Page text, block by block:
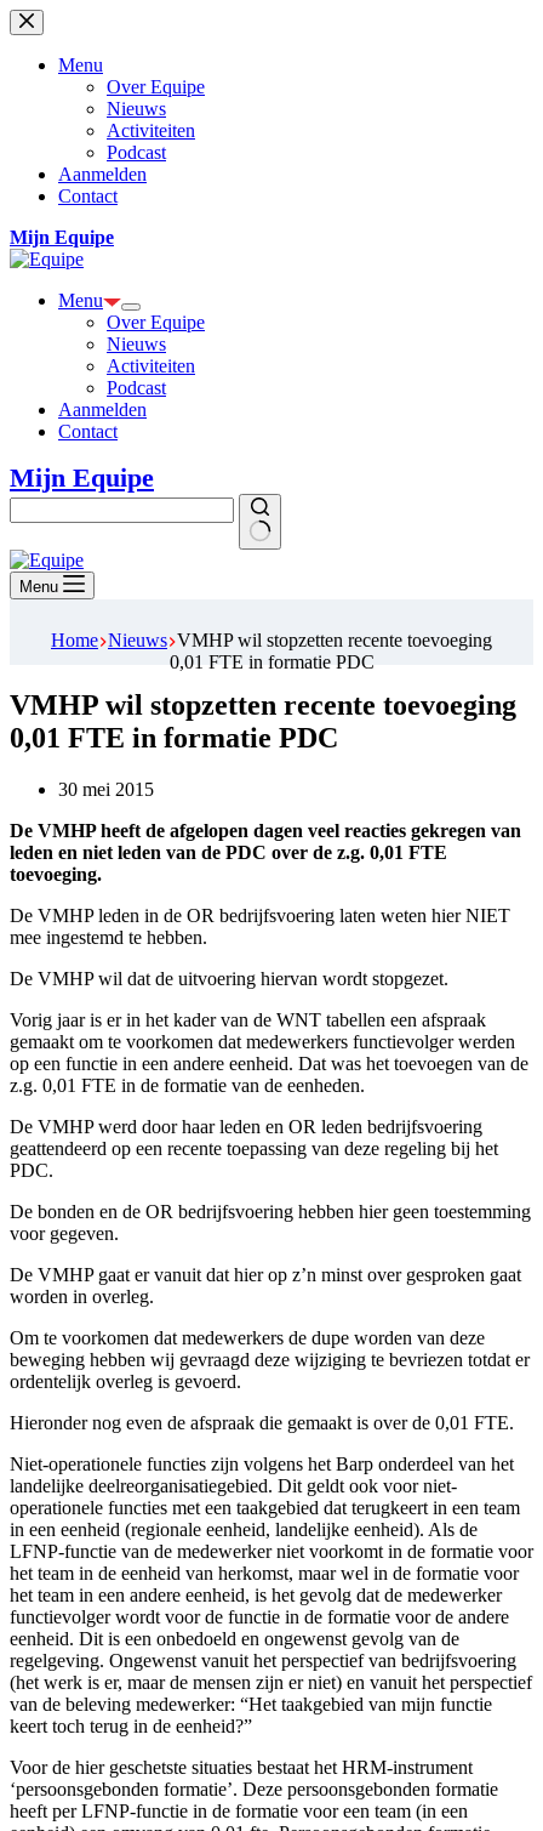
Ga
naar
Menu
Over Equipe
Nieuws
Activiteiten
Podcast
Aanmelden
Contact
Mijn Equipe
Menu
Over Equipe
Nieuws
Activiteiten
Podcast
Aanmelden
Contact
Mijn Equipe
Geen
resultaten
Menu
Home Nieuws VMHP wil stopzetten recente toevoeging
0,01 FTE in formatie PDC
VMHP wil stopzetten recente toevoeging
0,01 FTE in formatie PDC
30 mei 2015
De VMHP heeft de afgelopen dagen veel reacties gekregen van
leden en niet leden van de PDC over de z.g. 0,01 FTE
toevoeging.
De VMHP leden in de OR bedrijfsvoering laten weten hier NIET
mee ingestemd te hebben.
De VMHP wil dat de uitvoering hiervan wordt stopgezet.
Vorig jaar is er in het kader van de WNT tabellen een afspraak
gemaakt om te voorkomen dat medewerkers functievolger werden
op een functie in een andere eenheid. Dat was het toevoegen van de
z.g. 0,01 FTE in de formatie van de eenheden.
De VMHP werd door haar leden en OR leden bedrijfsvoering
geattendeerd op een recente toepassing van deze regeling bij het
PDC.
De bonden en de OR bedrijfsvoering hebben hier geen toestemming
voor gegeven.
De VMHP gaat er vanuit dat hier op z’n minst over gesproken gaat
worden in overleg.
Om te voorkomen dat medewerkers de dupe worden van deze
beweging hebben wij gevraagd deze wijziging te bevriezen totdat er
ordentelijk overleg is gevoerd.
Hieronder nog even de afspraak die gemaakt is over de 0,01 FTE.
Niet-operationele functies zijn volgens het Barp onderdeel van het
landelijke deelreorganisatiegebied. Dit geldt ook voor niet-
operationele functies met een taakgebied dat terugkeert in een team
in een eenheid (regionale eenheid, landelijke eenheid). Als de
LFNP-functie van de medewerker niet voorkomt in de formatie voor
het team in de eenheid van herkomst, maar wel in de formatie voor
het team in een andere eenheid, is het gevolg dat de medewerker
functievolger wordt voor de functie in de formatie voor de andere
eenheid. Dit is een onbedoeld en ongewenst gevolg van de
regelgeving. Ongewenst vanuit het perspectief van bedrijfsvoering
(het werk is er, maar de mensen zijn er niet) en vanuit het perspectief
van de beleving medewerker: “Het taakgebied van mijn functie
keert toch terug in de eenheid?”
Voor de hier geschetste situaties bestaat het HRM-instrument
‘persoonsgebonden formatie’. Deze persoonsgebonden formatie
heeft per LFNP-functie in de formatie voor een team (in een